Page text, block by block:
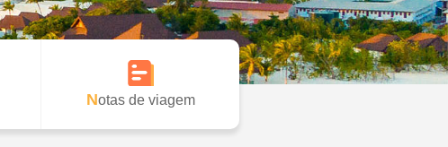
Notas de viagem